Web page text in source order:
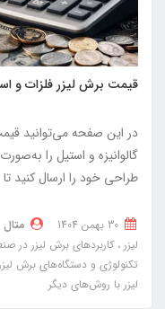
قیمت برش لیزر فلزات و
در این صفحه می‌توانید
گالوانیزه و استیل را
طراحی خود را ارسال کنید
متال
لیزر
کاربردهای برش لیزر در
تکنولوژی و دستگاه‌های برش لیزر
لیزر با روش‌های دیگر